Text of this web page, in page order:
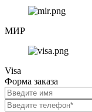
МИР
Visa
Форма заказа